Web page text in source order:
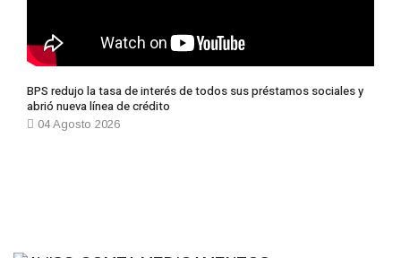
BPS redujo la tasa de interés de todos sus préstamos sociales y
abrió nueva línea de crédito
04 Agosto 2026